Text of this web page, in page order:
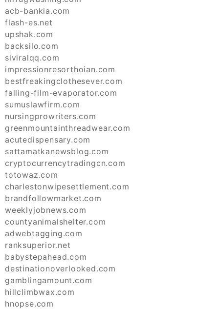
acb-bankia.com
flash-es.net
upshak.com
backsilo.com
siviralqq.com
impressionresorthoian.com
bestfreakingclothesever.com
falling-film-evaporator.com
sumuslawfirm.com
nursingprowriters.com
greenmountainthreadwear.com
acutedispensary.com
sattamatkanewsblog.com
cryptocurrencytradingcn.com
totowaz.com
charlestonwipesettlement.com
brandfollowmarket.com
weeklyjobnews.com
countyanimalshelter.com
adwebtagging.com
ranksuperior.net
babystepahead.com
destinationoverlooked.com
gamblingamount.com
hillclimbwax.com
hnopse.com